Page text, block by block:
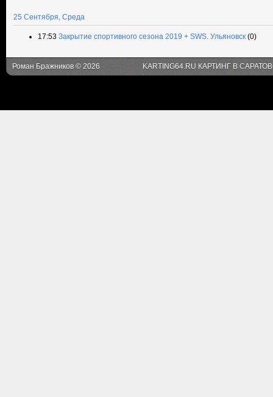
25 Сентября, Среда
17:53 Закрытие спортивного сезона 2019 + SWS. Ульяновск (0)
Роман Бражников © 2026 KARTING64.RU КАРТИНГ В